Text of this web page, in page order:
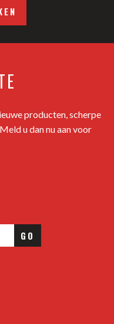
producten, scherpe
u dan nu aan voor
GO